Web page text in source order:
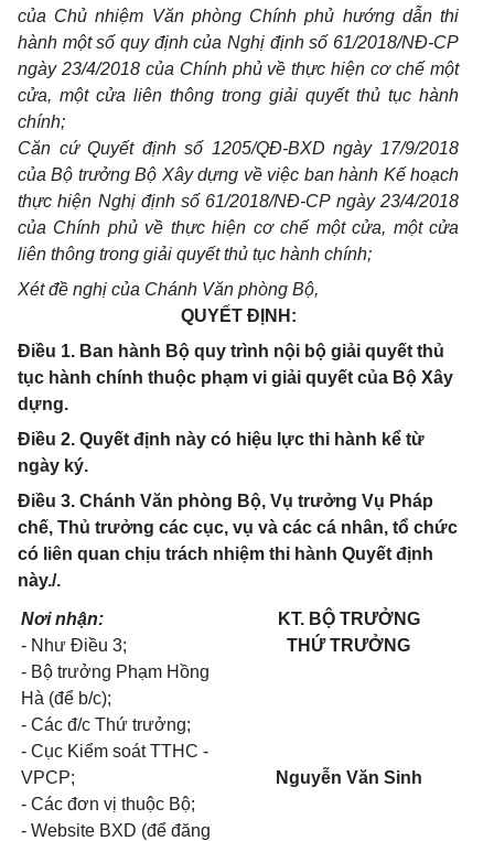
của Chủ nhiệm Văn phòng Chính phủ hướng dẫn thi
hành một số quy định của Nghị định số 61/2018/NĐ-CP
ngày 23/4/2018 của Chính phủ về thực hiện cơ chế một
cửa, một cửa liên thông trong giải quyết thủ tục hành
chính;
Căn cứ Quyết định số 1205/QĐ-BXD ngày 17/9/2018
của Bộ trưởng Bộ Xây dựng về việc ban hành Kế hoạch
thực hiện Nghị định số 61/2018/NĐ-CP ngày 23/4/2018
của Chính phủ về thực hiện cơ chế một cửa, một cửa
liên thông trong giải quyết thủ tục hành chính;
Xét đề nghị của Chánh Văn phòng Bộ,
QUYẾT ĐỊNH:
Điều 1. Ban hành Bộ quy trình nội bộ giải quyết thủ
tục hành chính thuộc phạm vi giải quyết của Bộ Xây
dựng.
Điều 2. Quyết định này có hiệu lực thi hành kể từ
ngày ký.
Điều 3. Chánh Văn phòng Bộ, Vụ trưởng Vụ Pháp
chế, Thủ trưởng các cục, vụ và các cá nhân, tổ chức
có liên quan chịu trách nhiệm thi hành Quyết định
này./.
Nơi nhận:
- Như Điều 3;
- Bộ trưởng Phạm Hồng
Hà (để b/c);
- Các đ/c Thứ trưởng;
- Cục Kiểm soát TTHC -
VPCP;
- Các đơn vị thuộc Bộ;
- Website BXD (để đăng
KT. BỘ TRƯỞNG
THỨ TRƯỞNG
Nguyễn Văn Sinh